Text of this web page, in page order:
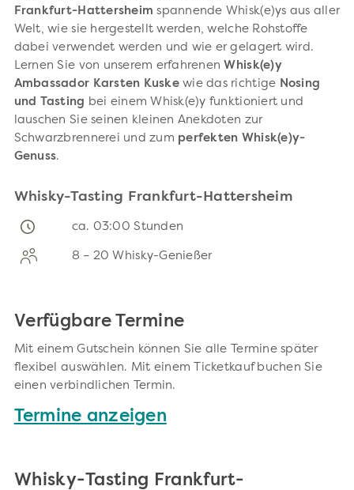
Frankfurt-Hattersheim spannende Whisk(e)ys aus aller
Welt, wie sie hergestellt werden, welche Rohstoffe
dabei verwendet werden und wie er gelagert wird.
Lernen Sie von unserem erfahrenen Whisk(e)y
Ambassador Karsten Kuskewie das richtige Nosing
und Tasting bei einem Whisk(e)y funktioniert und
lauschen Sie seinen kleinen Anekdoten zur
Schwarzbrennerei und zum perfekten Whisk(e)y-
Genuss.
Whisky-Tasting Frankfurt-Hattersheim
ca. 03:00 Stunden
8 – 20 Whisky-Genießer
Verfügbare Termine
Mit einem Gutschein können Sie alle Termine später
flexibel auswählen. Mit einem Ticketkauf buchen Sie
einen verbindlichen Termin.
Termine anzeigen
Whisky-Tasting Frankfurt-